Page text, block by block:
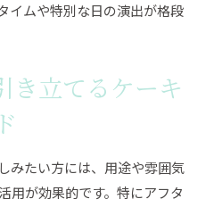
イムや特別な日の演出が格段
き立てるケーキ
みたい方には、用途や雰囲気
用が効果的です。特にアフタ